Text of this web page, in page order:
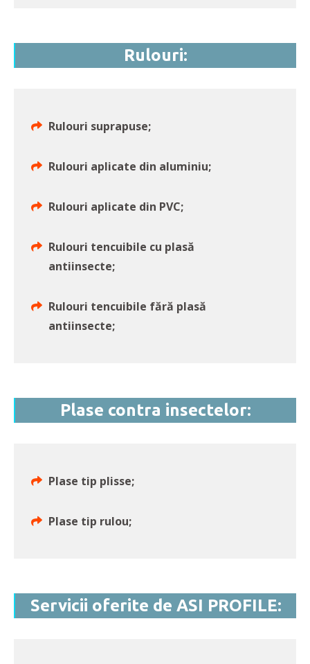
Rulouri:
Rulouri suprapuse;
Rulouri aplicate din aluminiu;
Rulouri aplicate din PVC;
Rulouri tencuibile cu plasă
antiinsecte;
Rulouri tencuibile fără plasă
antiinsecte;
Plase contra insectelor:
Plase tip plisse;
Plase tip rulou;
Servicii oferite de ASI PROFILE: